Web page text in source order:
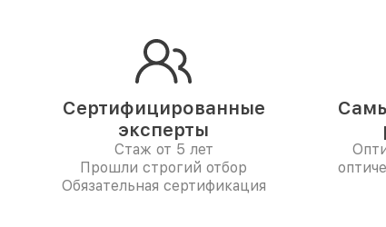
Сертифицированные
эксперты
Стаж от 5 лет
Прошли строгий отбор
Обязательная сертификация